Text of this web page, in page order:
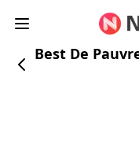
Best De